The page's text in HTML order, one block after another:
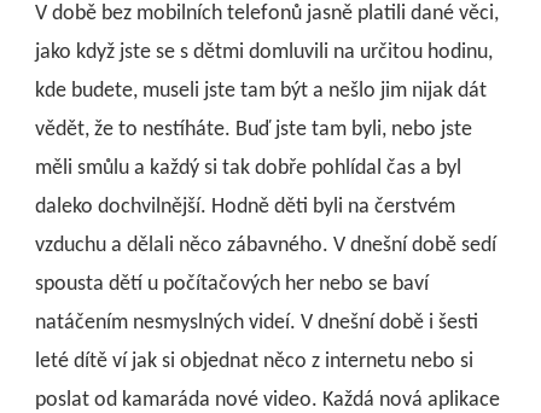
V době bez mobilních telefonů jasně platili dané věci,
jako když jste se s dětmi domluvili na určitou hodinu,
kde budete, museli jste tam být a nešlo jim nijak dát
vědět, že to nestíháte. Buď jste tam byli, nebo jste
měli smůlu a každý si tak dobře pohlídal čas a byl
daleko dochvilnější. Hodně děti byli na čerstvém
vzduchu a dělali něco zábavného. V dnešní době sedí
spousta dětí u počítačových her nebo se baví
natáčením nesmyslných videí. V dnešní době i šesti
leté dítě ví jak si objednat něco z internetu nebo si
poslat od kamaráda nové video. Každá nová aplikace